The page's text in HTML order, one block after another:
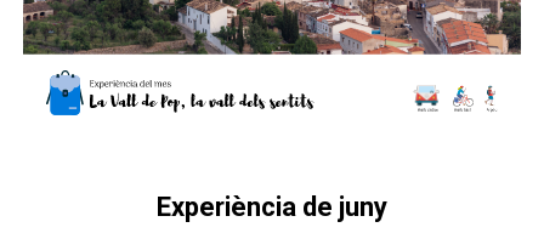
Experiència de juny